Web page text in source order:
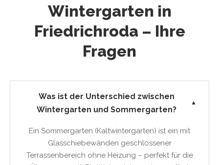
Wintergarten in
Friedrichroda – Ihre
Fragen
Was ist der Unterschied zwischen
Wintergarten und Sommergarten?
▼
Ein Sommergarten (Kaltwintergarten) ist ein mit
Glasschiebewänden geschlossener
Terrassenbereich ohne Heizung – perfekt für die